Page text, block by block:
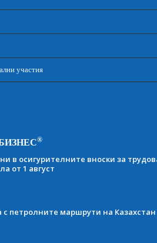
участия
®
в осигурителните вноски за
от 1 август
с петролните маршрути на Казахстан